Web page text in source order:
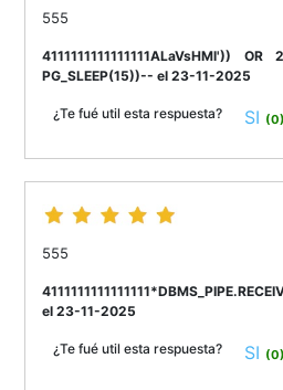
555
4111111111111111ALaVsHMl'))
PG_SLEEP(15))-- el 23-11-2025
¿Te fué util esta respuesta? SI (0)
555
el 23-11-2025
¿Te fué util esta respuesta? SI (0)